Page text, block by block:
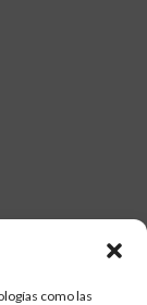
como las